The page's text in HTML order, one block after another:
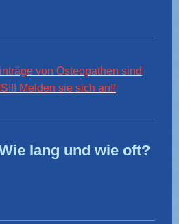
von Osteopathen sind
Melden sie sich an!!
lang und wie oft?